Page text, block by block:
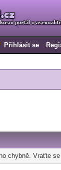
Přihlásit se
chybně. Vraťte